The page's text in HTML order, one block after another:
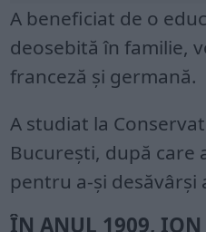
A beneficiat de o
deosebită în familie,
franceză şi germană.
A studiat la
Bucureşti, după care
pentru a-şi
ÎN ANUL 1909, ION